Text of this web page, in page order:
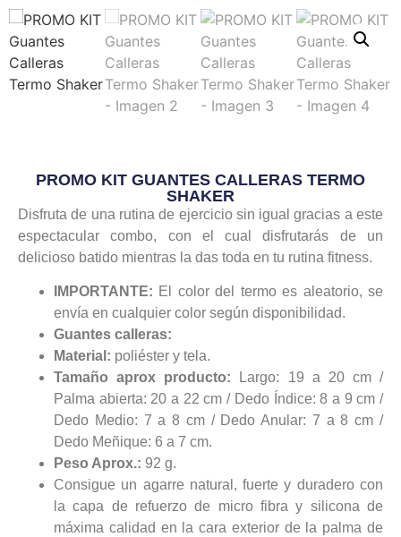
PROMO KIT GUANTES CALLERAS TERMO
SHAKER
Disfruta de una rutina de ejercicio sin igual gracias a este
espectacular combo, con el cual disfrutarás de un
delicioso batido mientras la das toda en tu rutina fitness.
IMPORTANTE: El color del termo es aleatorio, se
envía en cualquier color según disponibilidad.
Guantes calleras:
Material: poliéster y tela.
Tamaño aprox producto: Largo: 19 a 20 cm /
Palma abierta: 20 a 22 cm / Dedo Índice: 8 a 9 cm /
Dedo Medio: 7 a 8 cm / Dedo Anular: 7 a 8 cm /
Dedo Meñique: 6 a 7 cm.
Peso Aprox.: 92 g.
Consigue un agarre natural, fuerte y duradero con
la capa de refuerzo de micro fibra y silicona de
máxima calidad en la cara exterior de la palma de